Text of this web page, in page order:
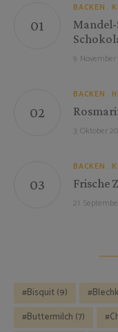
BACKEN
9.
BACKEN
3. Oktober
BACKEN
Frische
21.
Bisquit(9)
Buttermilch (7)